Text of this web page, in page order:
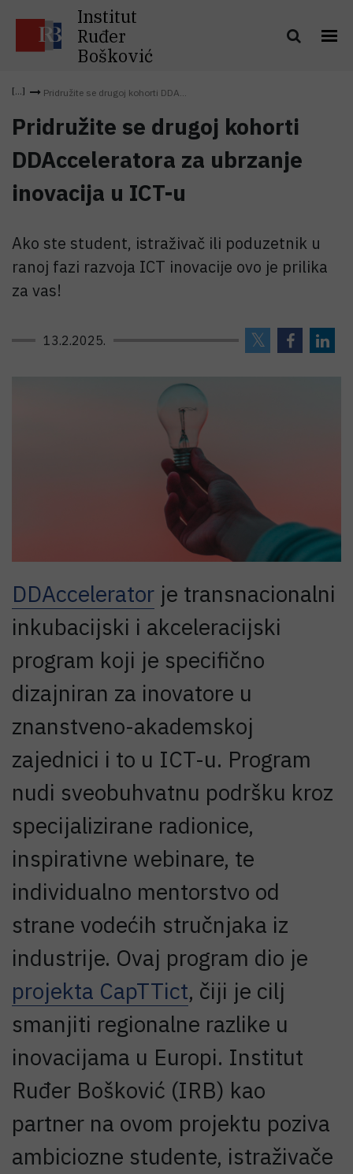
Institut
Ruđer
Bošković
Pridružite se drugoj kohorti DDA...
Pridružite se drugoj kohorti
DDAcceleratora za ubrzanje
inovacija u ICT-u
Ako ste student, istraživač ili poduzetnik u
ranoj fazi razvoja ICT inovacije ovo je prilika
za vas!
13.2.2025.
DDAccelerator je transnacionalni
inkubacijski i akceleracijski
program koji je specifično
dizajniran za inovatore u
znanstveno-akademskoj
zajednici i to u ICT-u. Program
nudi sveobuhvatnu podršku kroz
specijalizirane radionice,
inspirativne webinare, te
individualno mentorstvo od
strane vodećih stručnjaka iz
industrije. Ovaj program dio je
projekta CapTTict, čiji je cilj
smanjiti regionalne razlike u
inovacijama u Europi. Institut
Ruđer Bošković (IRB) kao
partner na ovom projektu poziva
ambiciozne studente, istraživače